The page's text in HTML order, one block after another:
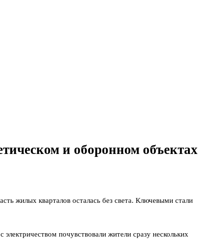
и оборонном объектах
жилых кварталов осталась без света. Ключевыми стали
почувствовали жители сразу нескольких